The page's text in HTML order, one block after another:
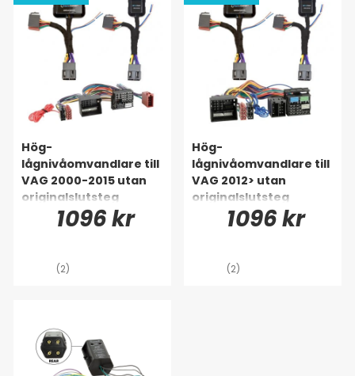
Hög-
lågnivåomvandlare till
VAG 2000-2015 utan
originalslutsteg
1096 kr
(2)
Hög-
lågnivåomvandlare till
VAG 2012> utan
originalslutsteg
1096 kr
(2)